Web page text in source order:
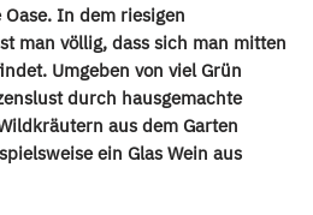
In dem riesigen
man völlig, dass sich man mitten
Umgeben von viel Grün
durch hausgemachte
aus dem Garten
ein Glas Wein aus